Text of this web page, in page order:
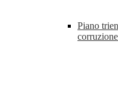
Piano